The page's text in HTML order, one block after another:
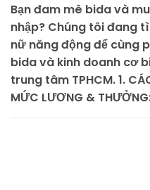
Bạn đam mê bida và
nhập? Chúng tôi đang
nữ năng động để cùng
bida và kinh doanh cơ
trung tâm TPHCM. 1.
MỨC LƯƠNG &